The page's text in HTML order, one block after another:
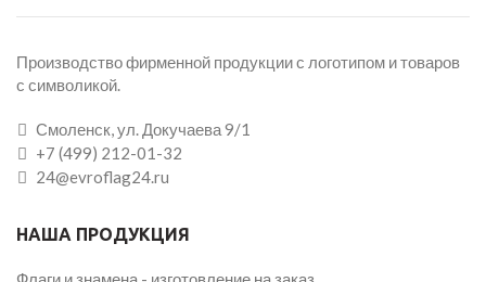
Производство фирменной продукции с логотипом и товаров
с символикой.
Смоленск, ул. Докучаева 9/1
+7 (499) 212-01-32
24@evroflag24.ru
НАША ПРОДУКЦИЯ